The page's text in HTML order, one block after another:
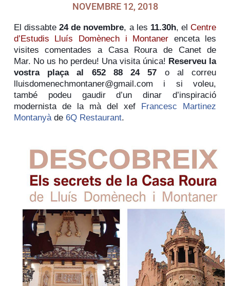
NOVEMBRE 12, 2018
El dissabte24 de novembre, a les 11.30h, elCentre
d’Estudis Lluís Domènech i Montaner enceta les
visites comentades a Casa Roura de Canet de
Mar. No us ho perdeu! Una visita única! Reserveu la
vostra plaça al 652 88 24 57 o al correu
lluisdomenechmontaner@gmail.com i si voleu,
també podeu gaudir d’un dinar d’inspiració
modernista de la mà del xef Francesc Martinez
Montanyàde 6Q Restaurant.